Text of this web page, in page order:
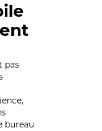
pas
bureau